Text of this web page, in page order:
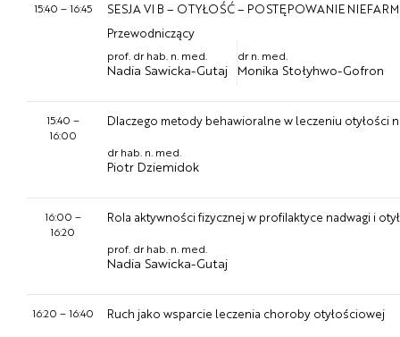
15:40 – 16:45
SESJA VI B – OTYŁOŚĆ – POSTĘPOWANIE
Przewodniczący
prof. dr hab. n. med.
Nadia Sawicka-Gutaj
dr n. med.
Monika Stołyhwo-Gofron
15:40 –
16:00
Dlaczego metody behawioralne w leczeniu otyłości
dr hab. n. med.
Piotr Dziemidok
16:00 –
16:20
Rola aktywności fizycznej w profilaktyce nadwagi i
prof. dr hab. n. med.
Nadia Sawicka-Gutaj
16:20 – 16:40 Ruch jako wsparcie leczenia choroby otyłościowej